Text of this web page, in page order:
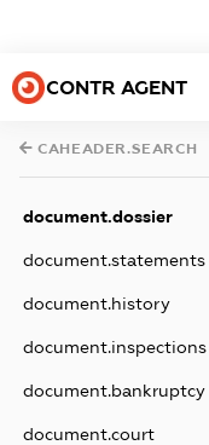
CONTR AGENT
CAHEADER.SEARCH
document.dossier
document.statements
document.history
document.inspections
document.bankruptcy
document.court